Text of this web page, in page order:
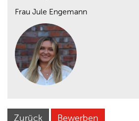
Frau Jule Engemann
Zurück Bewerben